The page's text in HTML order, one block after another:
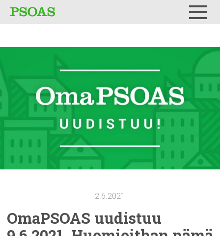
2.6.2021
OmaPSOAS uudistuu